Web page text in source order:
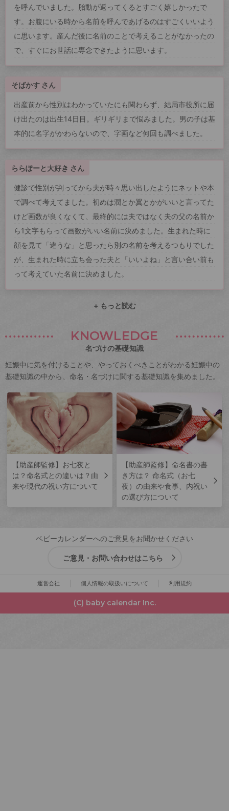
を呼んでいました。胎動が返ってくるとすごく嬉しかったで
す。お腹にいる時から名前を呼んであげるのはすごくいいよう
に思います。産んだ後に名前のことで考えることがなかったの
で、すぐにお世話に専念できたように思います。
そばかす さん
出産前から性別はわかっていたにも関わらず、結局市役所に届
け出たのは出生14日目。ギリギリまで悩みました。男の子は基
本的に名字がかわらないので、字画など何回も調べました。
ららぽーと大好き さん
健診で性別が判ってから夫が時々思い出したようにネットや本
で調べて考えてました。初めは潤とか翼とかがいいと言ってた
けど画数が良くなくて、最終的には夫ではなく夫の父の名前か
ら1文字もらって画数がいい名前に決めました。生まれた時に
顔を見て「違うな」と思ったら別の名前を考えるつもりでした
が、生まれた時に立ち会った夫と「いいよね」と言い合い前も
って考えていた名前に決めました。
+ もっと読む
KNOWLEDGE
名づけの基礎知識
妊娠中に気を付けることや、やっておくべきことがわかる妊娠中の
基礎知識の中から、命名・名づけに関する基礎知識を集めました。
【助産師監修】お七夜と
は？命名式との違いは？由
来や現代の祝い方について
【助産師監修】命名書の書
き方は？ 命名式（お七
夜）の由来や食事、内祝い
の選び方について
ベビーカレンダーへのご意見をお聞かせください
ご意見・お問い合わせはこちら
運営会社 個人情報の取扱いについて 利用規約
(C) baby calendar Inc.